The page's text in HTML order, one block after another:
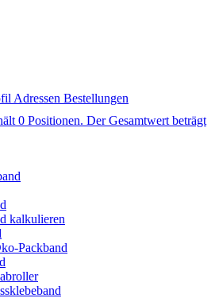
Adressen Bestellungen
0 Positionen. Der Gesamtwert beträgt
kalkulieren
Packband